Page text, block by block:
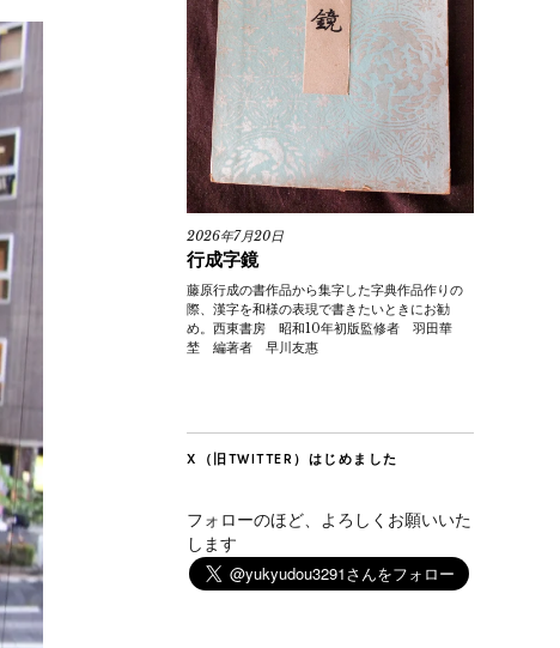
2026年7月20日
行成字鏡
藤原行成の書作品から集字した字典作品作りの
際、漢字を和様の表現で書きたいときにお勧
め。西東書房 昭和10年初版監修者 羽田華
埜 編著者 早川友惠
X（旧TWITTER）はじめました
フォローのほど、よろしくお願いいた
します